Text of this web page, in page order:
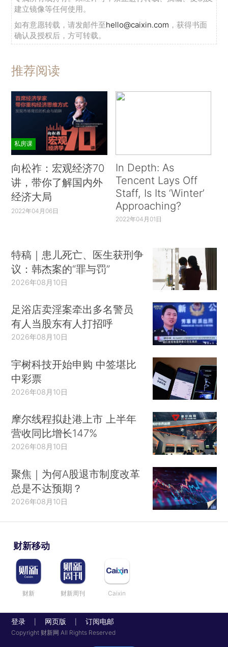
建立镜像等任何使用。
如有意愿转载，请发邮件至hello@caixin.com ，获得书面
确认及授权后，方可转载。
推荐阅读
私房课
向松祚：宏观经济70
讲，带你了解国内外
经济大局
2022年04月06日
In Depth: As
Tencent Lays Off
Staff, Is Its ‘Winter’
Approaching?
2022年04月01日
特稿｜患儿死亡、医生获刑争
议：韩杰案的“罪与罚”
2026年08月10日
足浴店卖淫案牵出多名警员
有人当股东有人打招呼
2026年08月10日
宇树科技开始申购 中签堪比
中彩票
2026年08月10日
摩尔线程拟赴港上市 上半年
营收同比增长147%
2026年08月10日
聚焦｜为何A股退市制度改革
总是不达预期？
2026年08月10日
财新移动
财新 财新周刊 Caixin
登录 网页版 订阅电邮
Copyright 财新网 All Rights Reserved